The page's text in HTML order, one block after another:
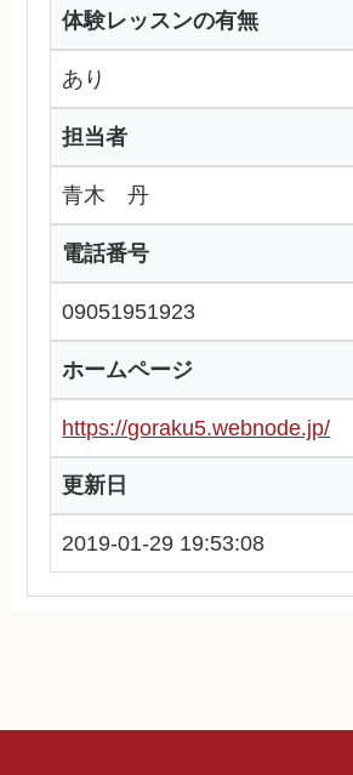
体験レッスンの有無
あり
担当者
青木 丹
電話番号
09051951923
ホームページ
https://goraku5.webnode.jp/
更新日
2019-01-29 19:53:08